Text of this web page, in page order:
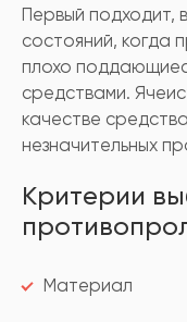
Первый подходит,
состояний, когда
плохо
средствами.
качестве
незначительных
Критерии
Материал